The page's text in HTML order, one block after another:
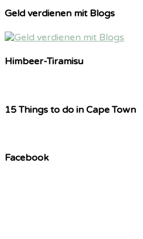
Geld verdienen mit Blogs
Himbeer-Tiramisu
15 Things to do in Cape Town
Facebook